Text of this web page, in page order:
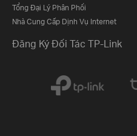
Tổng Đại Lý Phân Phối
Nhà Cung Cấp Dịnh Vụ Internet
Đăng Ký Đối Tác TP-Link